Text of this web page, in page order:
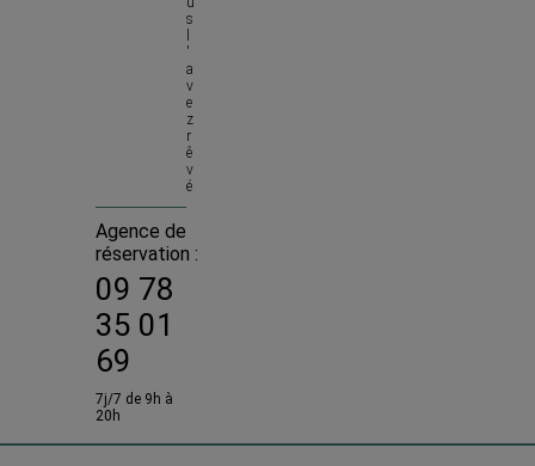
s
'
a
v
e
z
r
ê
v
é
Agence de
réservation :
09 78
35 01
69
7j/7 de 9h à
20h